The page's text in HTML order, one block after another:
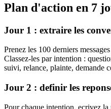
Plan d'action en 7
Jour 1 : extraire les
Prenez les 100 derniers
Classez-les par intention :
suivi, relance, plainte, demande
Jour 2 : definir les
Pour chaque intention, ecrivez la